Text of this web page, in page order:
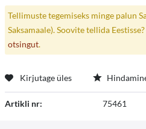
Tellimuste tegemiseks minge palun
Saksamaale). Soovite tellida
otsingut.
Kirjutage üles
Artikli nr: 75461